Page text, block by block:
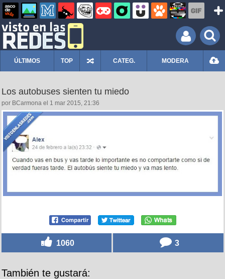
ÚLTIMOS TOP CATEG. MODERA
Los autobuses sienten tu miedo
por BCarmona el 1 mar 2015, 21:36
1060 3
También te gustará: